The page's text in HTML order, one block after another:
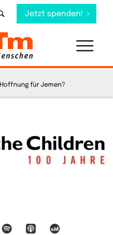
Jetzt spenden!
Hoffnung für Jemen?